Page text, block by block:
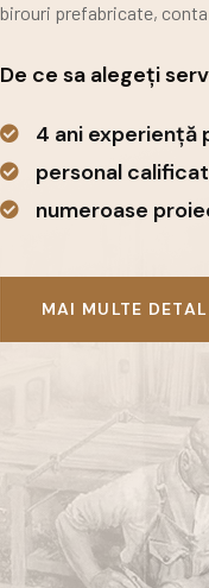
birouri prefabricate,
De ce sa alegeți
4 ani experiență
personal calificat
numeroase
MAI MULTE